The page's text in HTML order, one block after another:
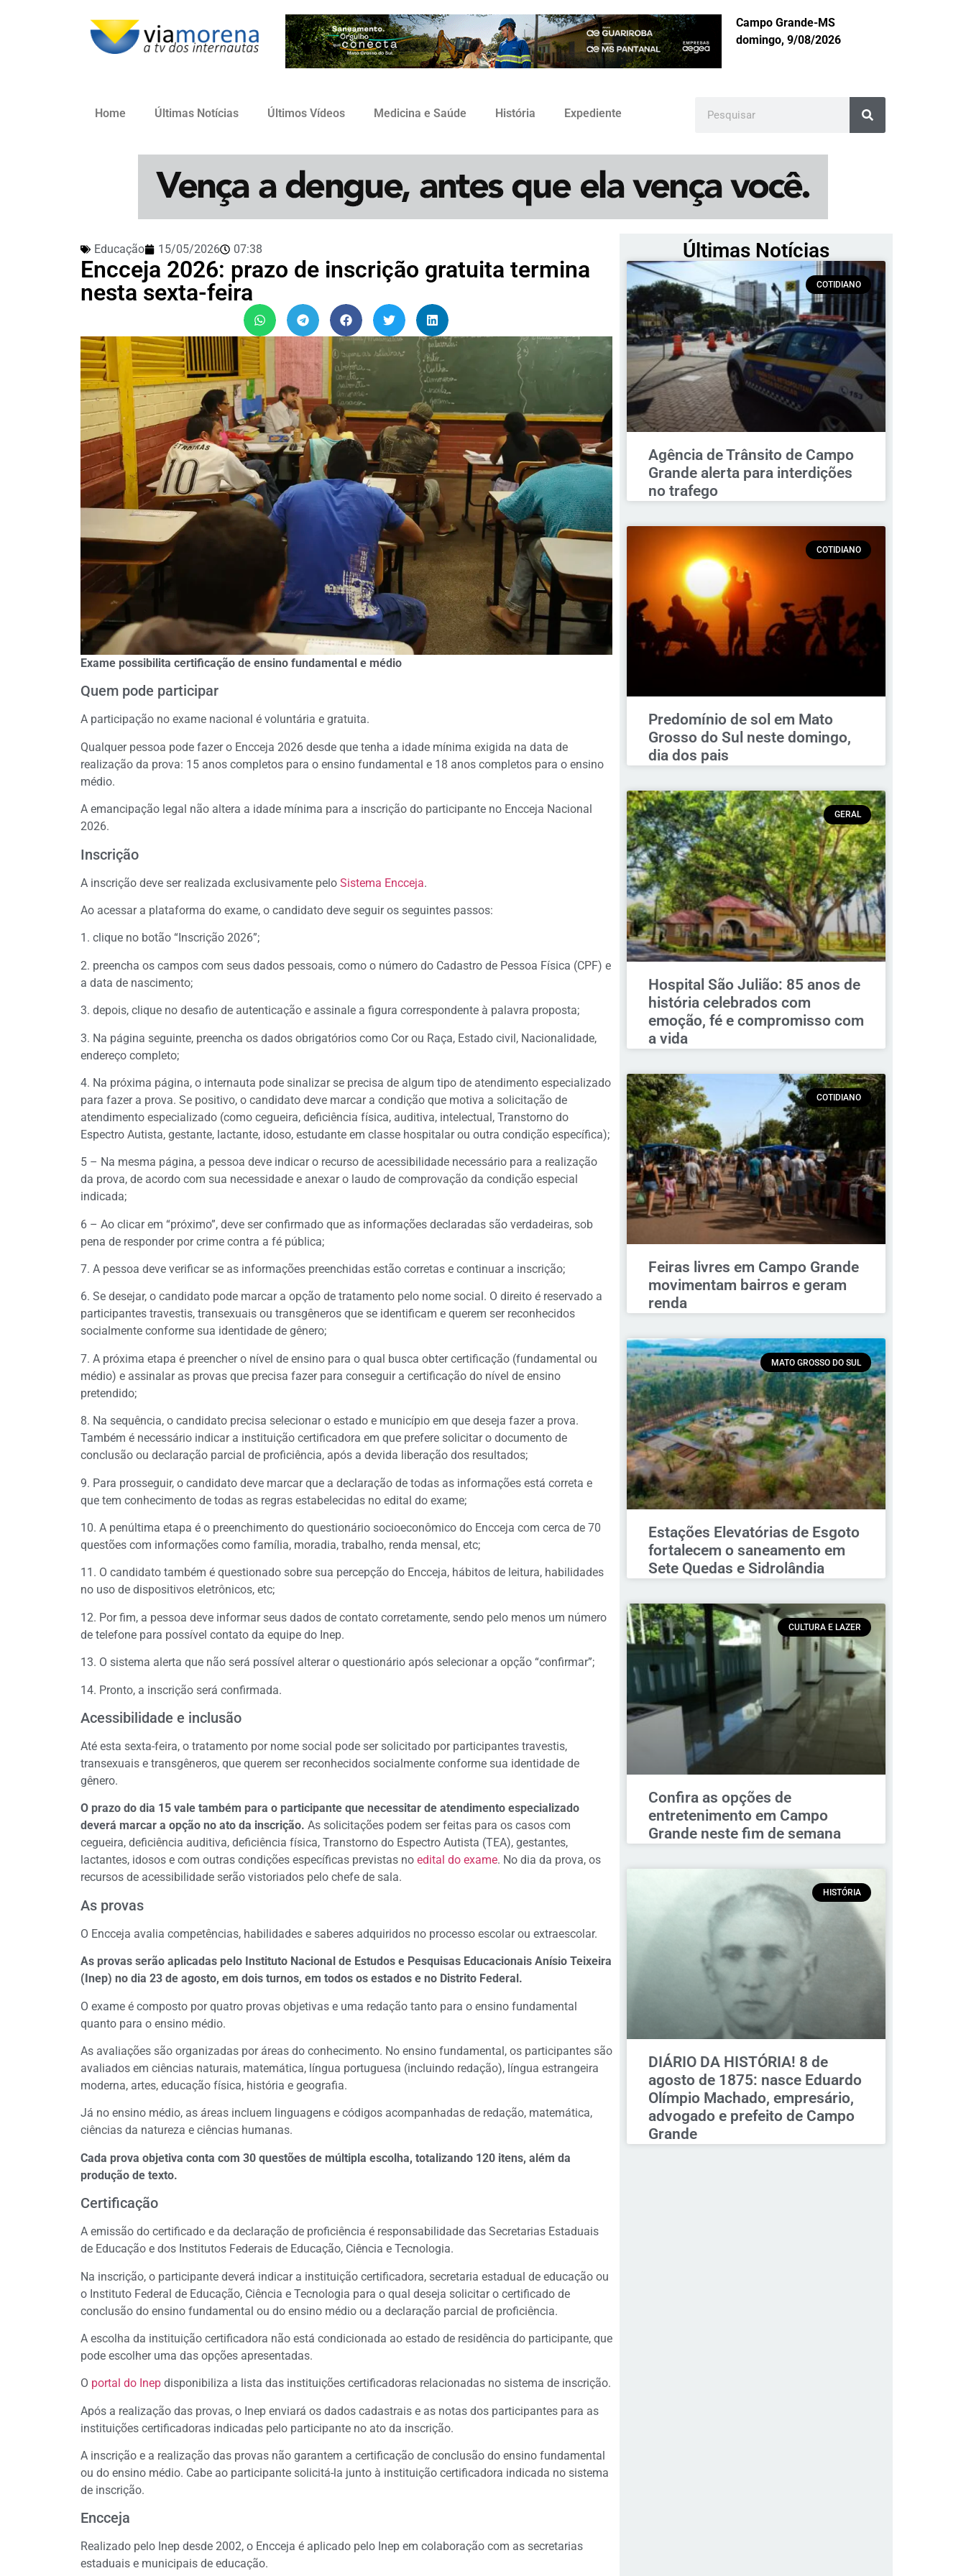
Campo Grande-MS
domingo, 9/08/2026
Home Últimas Notícias Últimos Vídeos Medicina e Saúde História Expediente
Educação 15/05/2026 07:38
Encceja 2026: prazo de inscrição gratuita termina
nesta sexta-feira
Exame possibilita certificação de ensino fundamental e médio
Quem pode participar
A participação no exame nacional é voluntária e gratuita.
Qualquer pessoa pode fazer o Encceja 2026 desde que tenha a idade mínima exigida na data de
realização da prova: 15 anos completos para o ensino fundamental e 18 anos completos para o ensino
médio.
A emancipação legal não altera a idade mínima para a inscrição do participante no Encceja Nacional
2026.
Inscrição
A inscrição deve ser realizada exclusivamente pelo Sistema Encceja.
Ao acessar a plataforma do exame, o candidato deve seguir os seguintes passos:
1. clique no botão “Inscrição 2026”;
2. preencha os campos com seus dados pessoais, como o número do Cadastro de Pessoa Física (CPF) e
a data de nascimento;
3. depois, clique no desafio de autenticação e assinale a figura correspondente à palavra proposta;
3. Na página seguinte, preencha os dados obrigatórios como Cor ou Raça, Estado civil, Nacionalidade,
endereço completo;
4. Na próxima página, o internauta pode sinalizar se precisa de algum tipo de atendimento especializado
para fazer a prova. Se positivo, o candidato deve marcar a condição que motiva a solicitação de
atendimento especializado (como cegueira, deficiência física, auditiva, intelectual, Transtorno do
Espectro Autista, gestante, lactante, idoso, estudante em classe hospitalar ou outra condição específica);
5 – Na mesma página, a pessoa deve indicar o recurso de acessibilidade necessário para a realização
da prova, de acordo com sua necessidade e anexar o laudo de comprovação da condição especial
indicada;
6 – Ao clicar em “próximo”, deve ser confirmado que as informações declaradas são verdadeiras, sob
pena de responder por crime contra a fé pública;
7. A pessoa deve verificar se as informações preenchidas estão corretas e continuar a inscrição;
6. Se desejar, o candidato pode marcar a opção de tratamento pelo nome social. O direito é reservado a
participantes travestis, transexuais ou transgêneros que se identificam e querem ser reconhecidos
socialmente conforme sua identidade de gênero;
7. A próxima etapa é preencher o nível de ensino para o qual busca obter certificação (fundamental ou
médio) e assinalar as provas que precisa fazer para conseguir a certificação do nível de ensino
pretendido;
8. Na sequência, o candidato precisa selecionar o estado e município em que deseja fazer a prova.
Também é necessário indicar a instituição certificadora em que prefere solicitar o documento de
conclusão ou declaração parcial de proficiência, após a devida liberação dos resultados;
9. Para prosseguir, o candidato deve marcar que a declaração de todas as informações está correta e
que tem conhecimento de todas as regras estabelecidas no edital do exame;
10. A penúltima etapa é o preenchimento do questionário socioeconômico do Encceja com cerca de 70
questões com informações como família, moradia, trabalho, renda mensal, etc;
11. O candidato também é questionado sobre sua percepção do Encceja, hábitos de leitura, habilidades
no uso de dispositivos eletrônicos, etc;
12. Por fim, a pessoa deve informar seus dados de contato corretamente, sendo pelo menos um número
de telefone para possível contato da equipe do Inep.
13. O sistema alerta que não será possível alterar o questionário após selecionar a opção “confirmar”;
14. Pronto, a inscrição será confirmada.
Acessibilidade e inclusão
Até esta sexta-feira, o tratamento por nome social pode ser solicitado por participantes travestis,
transexuais e transgêneros, que querem ser reconhecidos socialmente conforme sua identidade de
gênero.
O prazo do dia 15 vale também para o participante que necessitar de atendimento especializado
deverá marcar a opção no ato da inscrição. As solicitações podem ser feitas para os casos com
cegueira, deficiência auditiva, deficiência física, Transtorno do Espectro Autista (TEA), gestantes,
lactantes, idosos e com outras condições específicas previstas no edital do exame. No dia da prova, os
recursos de acessibilidade serão vistoriados pelo chefe de sala.
As provas
O Encceja avalia competências, habilidades e saberes adquiridos no processo escolar ou extraescolar.
As provas serão aplicadas pelo Instituto Nacional de Estudos e Pesquisas Educacionais Anísio Teixeira
(Inep) no dia 23 de agosto, em dois turnos, em todos os estados e no Distrito Federal.
O exame é composto por quatro provas objetivas e uma redação tanto para o ensino fundamental
quanto para o ensino médio.
As avaliações são organizadas por áreas do conhecimento. No ensino fundamental, os participantes são
avaliados em ciências naturais, matemática, língua portuguesa (incluindo redação), língua estrangeira
moderna, artes, educação física, história e geografia.
Já no ensino médio, as áreas incluem linguagens e códigos acompanhadas de redação, matemática,
ciências da natureza e ciências humanas.
Cada prova objetiva conta com 30 questões de múltipla escolha, totalizando 120 itens, além da
produção de texto.
Certificação
A emissão do certificado e da declaração de proficiência é responsabilidade das Secretarias Estaduais
de Educação e dos Institutos Federais de Educação, Ciência e Tecnologia.
Na inscrição, o participante deverá indicar a instituição certificadora, secretaria estadual de educação ou
o Instituto Federal de Educação, Ciência e Tecnologia para o qual deseja solicitar o certificado de
conclusão do ensino fundamental ou do ensino médio ou a declaração parcial de proficiência.
A escolha da instituição certificadora não está condicionada ao estado de residência do participante, que
pode escolher uma das opções apresentadas.
O portal do Inep disponibiliza a lista das instituições certificadoras relacionadas no sistema de inscrição.
Após a realização das provas, o Inep enviará os dados cadastrais e as notas dos participantes para as
instituições certificadoras indicadas pelo participante no ato da inscrição.
A inscrição e a realização das provas não garantem a certificação de conclusão do ensino fundamental
ou do ensino médio. Cabe ao participante solicitá-la junto à instituição certificadora indicada no sistema
de inscrição.
Encceja
Realizado pelo Inep desde 2002, o Encceja é aplicado pelo Inep em colaboração com as secretarias
estaduais e municipais de educação.
Últimas Notícias
COTIDIANO
Agência de Trânsito de Campo
Grande alerta para interdições
no trafego
COTIDIANO
Predomínio de sol em Mato
Grosso do Sul neste domingo,
dia dos pais
GERAL
Hospital São Julião: 85 anos de
história celebrados com
emoção, fé e compromisso com
a vida
COTIDIANO
Feiras livres em Campo Grande
movimentam bairros e geram
renda
MATO GROSSO DO SUL
Estações Elevatórias de Esgoto
fortalecem o saneamento em
Sete Quedas e Sidrolândia
CULTURA E LAZER
Confira as opções de
entretenimento em Campo
Grande neste fim de semana
HISTÓRIA
DIÁRIO DA HISTÓRIA! 8 de
agosto de 1875: nasce Eduardo
Olímpio Machado, empresário,
advogado e prefeito de Campo
Grande